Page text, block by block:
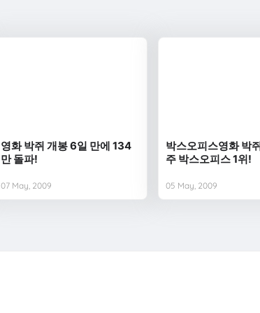
영화 박쥐 개봉 6일 만에 134
만 돌파!
07 May, 2009
박스오피스영화 박
주 박스오피스 1위!
05 May, 2009